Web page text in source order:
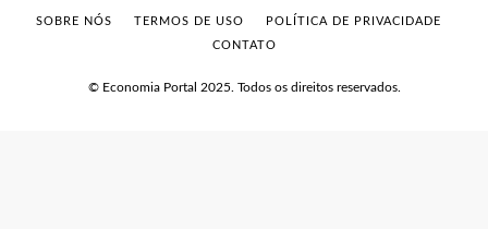
© Economia Portal 2025. Todos os direitos reservados.
SOBRE NÓS TERMOS DE USO
POLÍTICA DE PRIVACIDADE
CONTATO